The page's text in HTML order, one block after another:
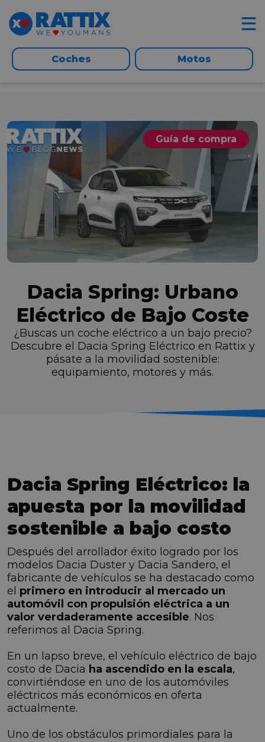
Coches Motos
Guía de compra
Dacia Spring: Urbano
Eléctrico de Bajo Coste
¿Buscas un coche eléctrico a un bajo precio?
Descubre el Dacia Spring Eléctrico en Rattix y
pásate a la movilidad sostenible:
equipamiento, motores y más.
Dacia Spring Eléctrico: la
apuesta por la movilidad
sostenible a bajo costo
Después del arrollador éxito logrado por los
modelos Dacia Duster y Dacia Sandero, el
fabricante de vehículos se ha destacado como
el primero en introducir al mercado un
automóvil con propulsión eléctrica a un
valor verdaderamente accesible. Nos
referimos al Dacia Spring.
En un lapso breve, el vehículo eléctrico de bajo
costo de Dacia ha ascendido en la escala,
convirtiéndose en uno de los automóviles
eléctricos más económicos en oferta
actualmente.
Uno de los obstáculos primordiales para la